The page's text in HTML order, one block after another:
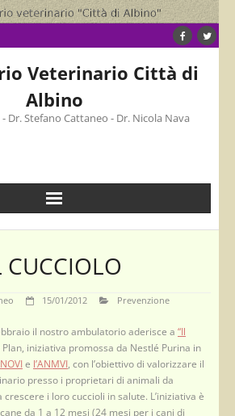
Veterinario Città di
Albino
Dr. Stefano Cattaneo - Dr. Nicola Nava
CUCCIOLO
15/01/2012 Prevenzione
il nostro ambulatorio aderisce a “Il
Plan, iniziativa promossa da Nestlé Purina in
e l’ANMVI, con l’obiettivo di valorizzare il
presso i proprietari di animali da
i loro cuccioli in salute. L’iniziativa è
da 1 a 12 mesi (24 mesi per i cani di